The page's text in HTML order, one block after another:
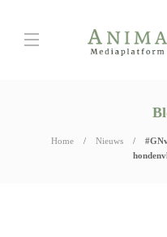
Home Nieuws